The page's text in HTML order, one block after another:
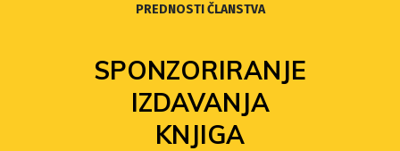
PREDNOSTI ČLANSTVA
SPONZORIRANJE
IZDAVANJA
KNJIGA